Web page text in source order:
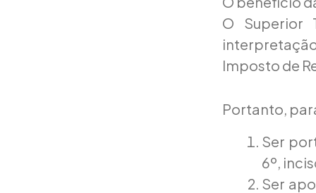
O Superior
Imposto de
Portanto,
Ser
6º,
Ser